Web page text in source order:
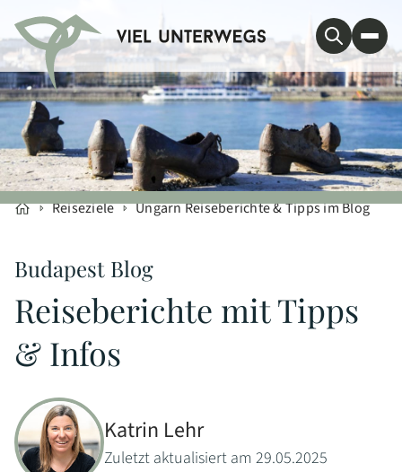
Reiseziele Ungarn Reiseberichte & Tipps im Blog
Budapest Blog
Reiseberichte mit Tipps
& Infos
Katrin Lehr
Zuletzt aktualisiert am 29.05.2025